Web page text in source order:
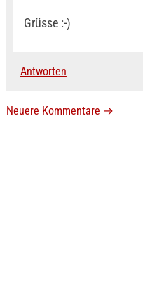
Grüsse :-)
Antworten
Neuere Kommentare →